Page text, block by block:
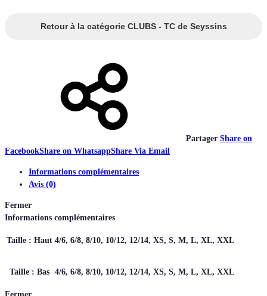
Retour à la catégorie CLUBS - TC de Seyssins
Partager Share on
FacebookShare on WhatsappShare Via Email
Informations complémentaires
Avis (0)
Fermer
Informations complémentaires
Taille : Haut 4/6, 6/8, 8/10, 10/12, 12/14, XS, S, M, L, XL, XXL
Taille : Bas 4/6, 6/8, 8/10, 10/12, 12/14, XS, S, M, L, XL, XXL